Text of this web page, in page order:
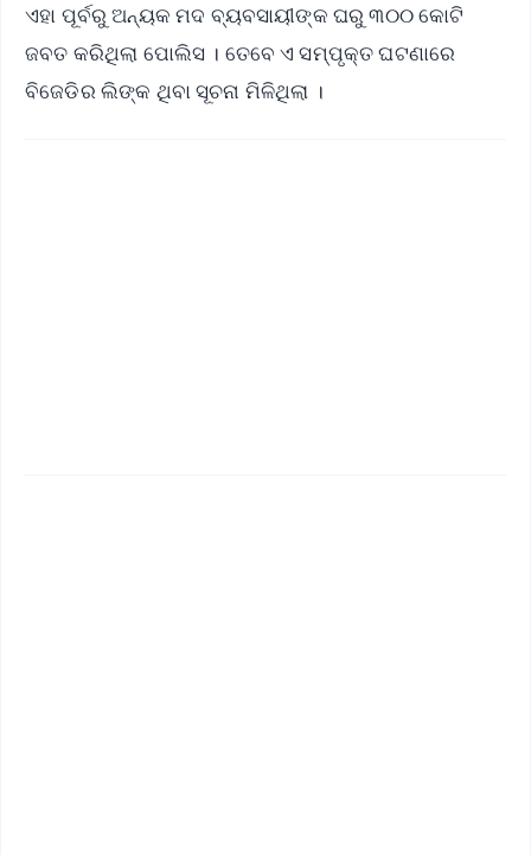
ଏହା ପୂର୍ବରୁ ଅନ୍ୟକ ମଦ ବ୍ୟବସାୟୀଙ୍କ ଘରୁ ୩୦୦ କୋଟି
ଜବତ କରିଥିଲା ପୋଲିସ । ତେବେ ଏ ସମ୍ପୃକ୍ତ ଘଟଣାରେ
ବିଜେଡିର ଲିଙ୍କ ଥିବା ସୂଚନା ମିଳିଥିଲା ।